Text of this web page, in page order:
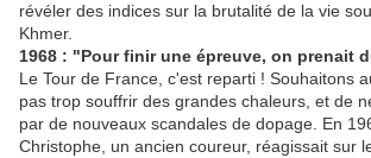
révéler des indices sur la brutalité de la vie
Khmer.
1968 : "Pour finir une épreuve, on prenait
Le Tour de France, c'est reparti ! Souhaitons
pas trop souffrir des grandes chaleurs, et de
par de nouveaux scandales de dopage. En
Christophe, un ancien coureur, réagissait sur